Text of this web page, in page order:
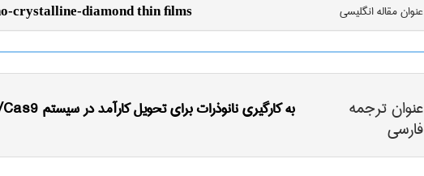
عنوان مقاله انگليسی crystalline-diamond thin ﬁlms
عنوان ترجمه
فارسی
به کارگیری نانوذرات برای تحویل کارآمد در سیستم CRISPR/Cas9